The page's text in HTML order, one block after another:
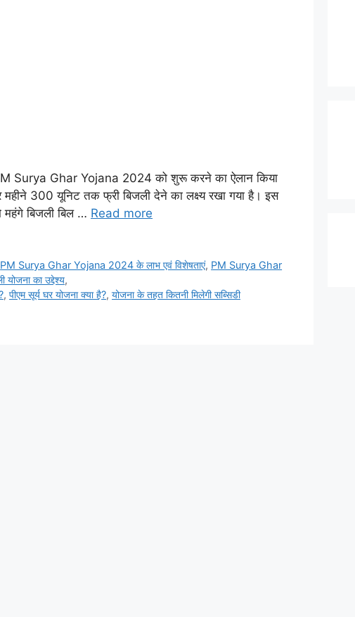
Surya Ghar Yojana 2024 को शुरू करने का ऐलान किया
300 यूनिट तक फ्री बिजली देने का लक्ष्य रखा गया है। इस
महंगे बिजली बिल … Read more
PM Surya Ghar Yojana 2024 के लाभ एवं विशेषताएं, PM Surya Ghar
योजना का उद्देश्य,
, पीएम सूर्य घर योजना क्या है?, योजना के तहत कितनी मिलेगी सब्सिडी